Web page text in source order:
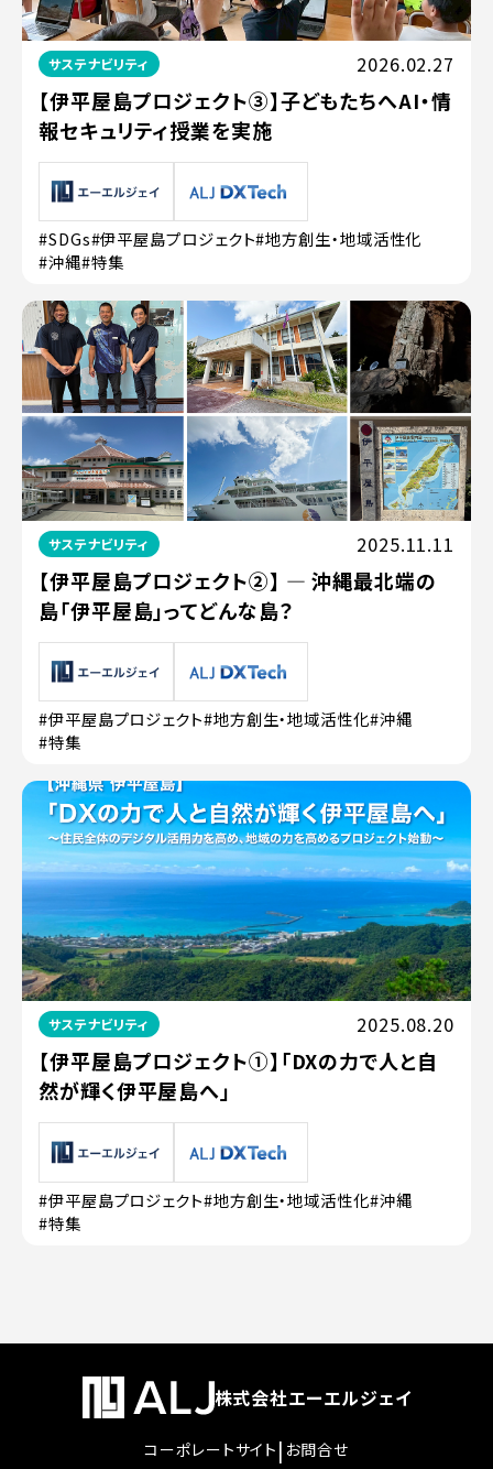
サステナビリティ 2026.02.27
【伊平屋島プロジェクト③】子どもたちへAI・情
報セキュリティ授業を実施
#SDGs#伊平屋島プロジェクト#地方創生・地域活性化
#沖縄#特集
サステナビリティ 2025.11.11
【伊平屋島プロジェクト②】 ― 沖縄最北端の
島「伊平屋島」ってどんな島？
#伊平屋島プロジェクト#地方創生・地域活性化#沖縄
#特集
サステナビリティ 2025.08.20
【伊平屋島プロジェクト①】「DXの力で人と自
然が輝く伊平屋島へ」
#伊平屋島プロジェクト#地方創生・地域活性化#沖縄
#特集
株式会社エーエルジェイ
コーポレートサイト | お問合せ